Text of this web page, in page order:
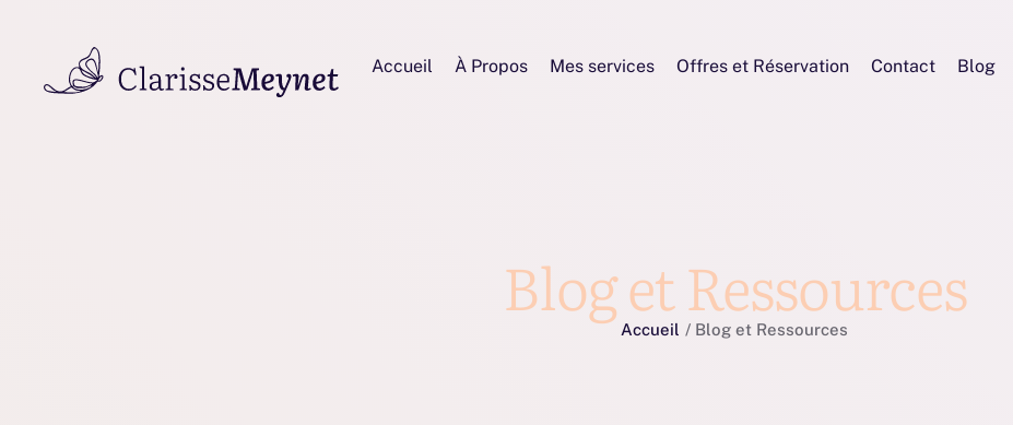
Accueil À Propos Mes services Offres et Réservation Contact Blog
Blog et Ressources
Accueil / Blog et Ressources